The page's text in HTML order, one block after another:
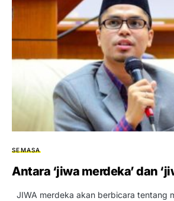
SEMASA
Antara ‘jiwa merdeka’ dan
JIWA merdeka akan berbicara tentang